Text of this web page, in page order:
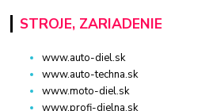
STROJE, ZARIADENIE
www.auto-diel.sk
www.auto-techna.sk
www.moto-diel.sk
www.profi-dielna.sk